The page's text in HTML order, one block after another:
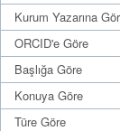
Kurum Yazarına
ORCID'e Göre
Başlığa Göre
Konuya Göre
Türe Göre